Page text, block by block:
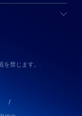
を禁じます。.